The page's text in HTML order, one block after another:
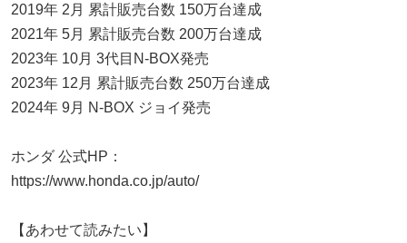
2019年 2月 累計販売台数 150万台達成
2021年 5月 累計販売台数 200万台達成
2023年 10月 3代目N-BOX発売
2023年 12月 累計販売台数 250万台達成
2024年 9月 N-BOX ジョイ発売
ホンダ 公式HP：
https://www.honda.co.jp/auto/
【あわせて読みたい】